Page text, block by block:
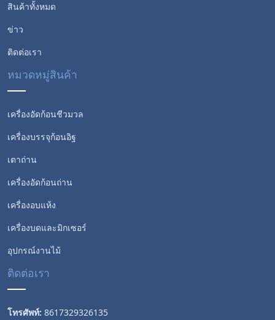
สินค้าทั้งหมด
ข่าว
ติดต่อเรา
หมวดหมู่สินค้า
เครื่องอัดก้อนชีวมวล
เครื่องบรรจุก้อนอิฐ
เตาถ่าน
เครื่องอัดก้อนถ่าน
เครื่องอบแห้ง
เครื่องบดและมิกเซอร์
อุปกรณ์งานไม้
ติดต่อเรา
โทรศัพท์: 8617329326135